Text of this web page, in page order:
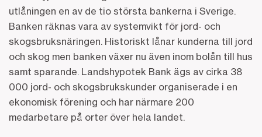
utlåningen en av de tio största bankerna i Sverige.
Banken räknas vara av systemvikt för jord- och
skogsbruksnäringen. Historiskt lånar kunderna till jord
och skog men banken växer nu även inom bolån till hus
samt sparande. Landshypotek Bank ägs av cirka 38
000 jord- och skogsbrukskunder organiserade i en
ekonomisk förening och har närmare 200
medarbetare på orter över hela landet.